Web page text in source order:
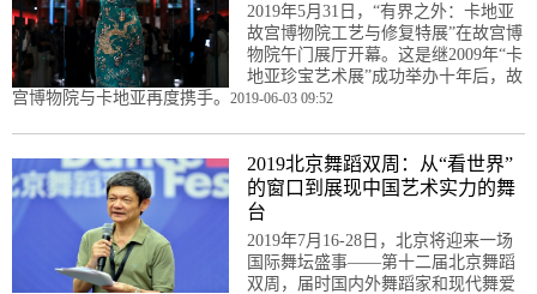
2019年5月31日，“有界之外：卡地亚
故宫博物院工艺与修复特展”在故宫博
物院午门展厅开幕。这是继2009年“卡
地亚珍宝艺术展”成功举办十年后，故
宫博物院与卡地亚再度携手。 2019-06-03 09:52
2019北京舞蹈双周：从“看世界”
的窗口到展现中国艺术实力的舞
台
2019年7月16-28日，北京将迎来一场
国际舞坛盛事——第十二届北京舞蹈
双周，届时国内外舞蹈家和现代舞爱